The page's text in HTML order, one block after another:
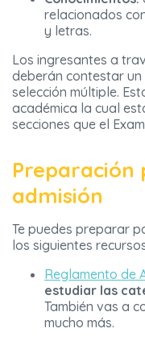
relacionados
y letras.
Los ingresantes a
deberán contestar
selección múltiple.
académica la cual
secciones que el
Preparación
admisión
Te puedes preparar
los siguientes
Reglamento de
estudiar las
También vas a
mucho más.